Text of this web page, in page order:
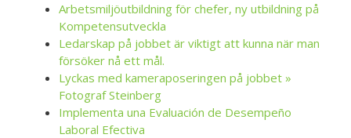
Arbetsmiljöutbildning för chefer, ny utbildning på
Kompetensutveckla
Ledarskap på jobbet är viktigt att kunna när man
försöker nå ett mål.
Lyckas med kameraposeringen på jobbet »
Fotograf Steinberg
Implementa una Evaluación de Desempeño
Laboral Efectiva